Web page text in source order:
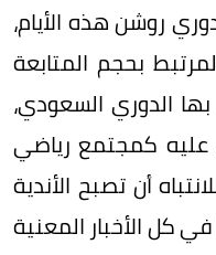
روشن هذه الأيام،
بحجم المتابعة
الدوري السعودي،
عليه كمجتمع رياضي
أن تصبح الأندية
كل الأخبار المعنية